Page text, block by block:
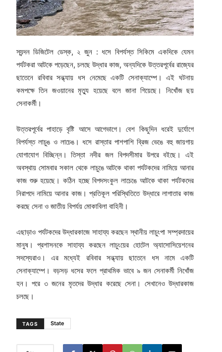
স্যন্দন ডিজিটেল ডেস্ক, ২ জুন : ধসে বিপর্যস্ত সিকিমে একদিকে যেমন
পর্যটকরা আটকে পড়েছেন, চলছে উদ্ধার কাজ, অন্যদিকে উত্তরপূর্বের রাজ্যের
ছাতেনে রবিবার সন্ধ্যায় ধস নেমেছে একটি সেনাক্যাম্পে। এই ঘটনায়
কমপক্ষে তিন জওয়ানের মৃত্যু হয়েছে বলে জানা গিয়েছে। নিখোঁজ ছয়
সেনাকর্মী।
উত্তরপূর্বের পাহাড়ে বৃষ্টি আসে আগেভাগে। বেশ কিছুদিন ধরেই দুর্যোগে
বিপর্যস্ত লাচুঙ ও লাচেঙ। ধসে রাস্তার পাশপাশি ব্রিজ ভেঙে বহু জায়গায়
যোগাযোগ বিচ্ছিন্ন। তিস্তা নদীর জল বিপদসীমার উপরে বইছে। এই
অবস্থায় সোমবার সকাল থেকে লাচুঙে আটকে থাকা পর্যটকদের নামিয়ে আনার
কাজ শুরু হয়েছে। কঠিন হচ্ছে বিপদসংকুল লাচেঙে আটকে থাকা পর্যটকদের
নিরাপদে নামিয়ে আনার কাজ। প্রতিকূল পরিস্থিতিতে উদ্ধারে লাগাতার কাজ
করছে সেনা ও জাতীয় বিপর্যয় মোকাবিলা বাহিনী।
এছাড়াও পর্যটকদের উদ্ধারকাজে সাহায্য করছেন স্থানীয় লাচুংপা সম্প্রদায়ের
মানুষ। প্রশাসনকে সাহায্য করছেন লাচুংয়ের হোটেল অ্যাসোসিয়েশনের
সদস্যেরাও। এর মধ্যেই রবিবার সন্ধ্যায় ছাতেনে ধস নামে একটি
সেনাক্যাম্পে। বড়সড় ধসের ফলে প্রাথমিক ভাবে ৯ জন সেনাকর্মী নিখোঁজ
হন। পরে ৩ জনের মৃতদের উদ্ধার করেছে সেনা। সেখানেও উদ্ধারকাজ
চলছে।
TAGS State